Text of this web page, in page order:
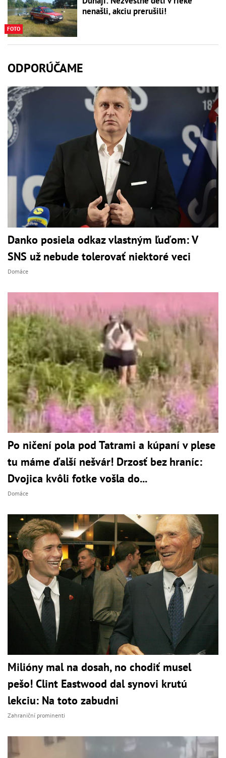
FOTO
nenašli, akciu prerušili!
ODPORÚČAME
Danko posiela odkaz vlastným ľuďom: V
SNS už nebude tolerovať niektoré veci
Domáce
Po ničení pola pod Tatrami a kúpaní v plese
tu máme ďalší nešvár! Drzosť bez hraníc:
Dvojica kvôli fotke vošla do...
Domáce
Milióny mal na dosah, no chodiť musel
pešo! Clint Eastwood dal synovi krutú
lekciu: Na toto zabudni
Zahraniční prominenti